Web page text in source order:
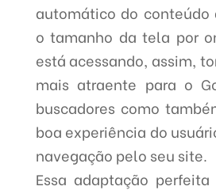
automático do conteúdo
o tamanho da tela por
está acessando, assim,
mais atraente para o
buscadores como
boa experiência do
navegação pelo seu site.
Essa adaptação